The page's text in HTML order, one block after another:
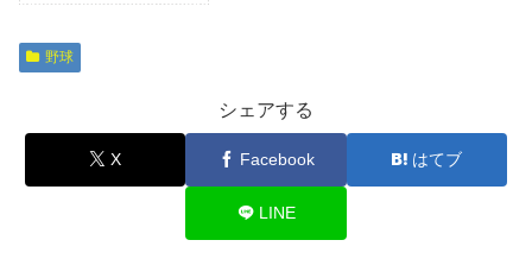
野球
シェアする
X Facebook はてブ
LINE